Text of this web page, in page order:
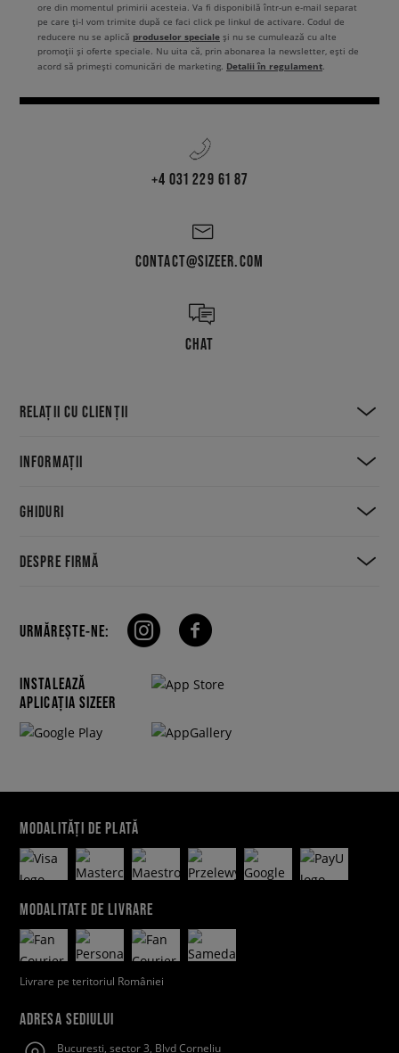
ore din momentul primirii acesteia. Va fi disponibilă într-un e-mail separat
pe care ți-l vom trimite după ce faci click pe linkul de activare. Codul de
reducere nu se aplică produselor speciale și nu se cumulează cu alte
promoții și oferte speciale. Nu uita că, prin abonarea la newsletter, ești de
acord să primești comunicări de marketing. Detalii în regulament.
+4 031 229 61 87
CONTACT@SIZEER.COM
CHAT
RELAȚII CU CLIENȚII
INFORMAȚII
GHIDURI
DESPRE FIRMĂ
URMĂREȘTE-NE:
INSTALEAZĂ
APLICAȚIA SIZEER
MODALITĂȚI DE PLATĂ
MODALITATE DE LIVRARE
Livrare pe teritoriul României
ADRESA SEDIULUI
Bucuresti, sector 3, Blvd Corneliu